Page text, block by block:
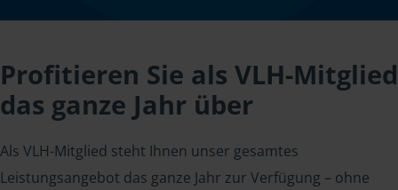
Profitieren Sie als VLH-Mitglied
das ganze Jahr über
Als VLH-Mitglied steht Ihnen unser gesamtes
Leistungsangebot das ganze Jahr zur Verfügung – ohne